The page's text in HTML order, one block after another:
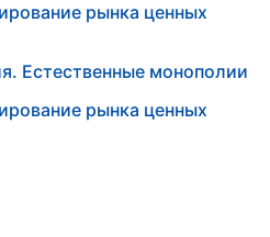
рынка ценных
Естественные монополии
рынка ценных